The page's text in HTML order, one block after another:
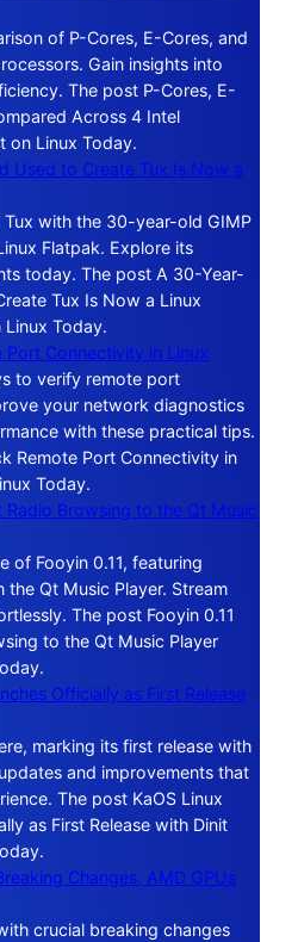
of P-Cores, E-Cores, and
Gain insights into
The post P-Cores, E-
Across 4 Intel
on Linux Today.
Used to Create Tux Is Now a
with the 30-year-old GIMP
Flatpak. Explore its
today. The post A 30-Year-
Tux Is Now a Linux
Today.
Port Connectivity in Linux
to verify remote port
your network diagnostics
with these practical tips.
Remote Port Connectivity in
Today.
Radio Browsing to the Qt Music
of Fooyin 0.11, featuring
Qt Music Player. Stream
The post Fooyin 0.11
to the Qt Music Player
Officially as First Release
marking its first release with
and improvements that
The post KaOS Linux
as First Release with Dinit
Changes, AMD GPUs
crucial breaking changes